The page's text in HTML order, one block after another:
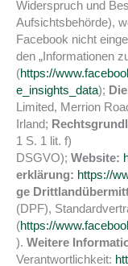
Widerspruch und
Aufsichtsbehörde),
Facebook nicht
den „Informationen
(https://
e_insights_data);
Limited, Merrion
Irland;
1 S. 1 lit. f)
DSGVO); Website:
erklärung: https://
ge
(DPF),
(https://
). Weitere
Verantwortlichkeit: